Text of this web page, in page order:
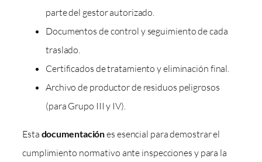
parte del gestor autorizado.
Documentos de control y seguimiento de cada
traslado.
Certificados de tratamiento y eliminación final.
Archivo de productor de residuos peligrosos
(para Grupo III y IV).
Esta documentaciónes esencial para demostrar el
cumplimiento normativo ante inspecciones y para la